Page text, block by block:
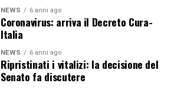
NEWS 6 anni ago
Coronavirus: arriva il Decreto Cura-
Italia
NEWS 6 anni ago
Ripristinati i vitalizi: la decisione del
Senato fa discutere